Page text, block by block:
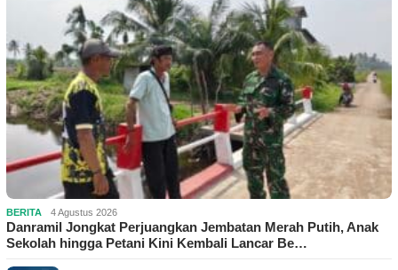
BERITA 4 Agustus 2026
Danramil Jongkat Perjuangkan Jembatan Merah Putih, Anak
Sekolah hingga Petani Kini Kembali Lancar Be…